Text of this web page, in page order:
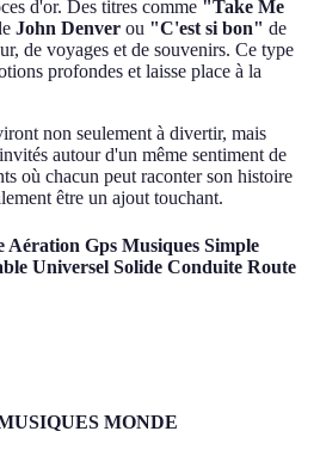
d'or. Des titres comme "Take Me
John Denver ou "C'est si bon" de
de voyages et de souvenirs. Ce type
profondes et laisse place à la
non seulement à divertir, mais
autour d'un même sentiment de
où chacun peut raconter son histoire
être un ajout touchant.
Gps Musiques Simple
Universel Solide Conduite Route
MONDE